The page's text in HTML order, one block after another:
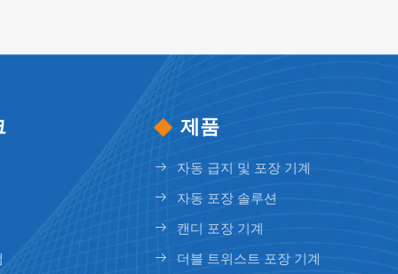
제품
자동 급지 및 포장 기계
자동 포장 솔루션
캔디 포장 기계
더블 트위스트 포장 기계